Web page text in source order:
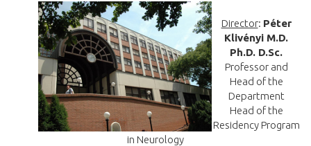
Director: Péter
Klivényi M.D.
Ph.D. D.Sc.
Professor and
Head of the
Department
Head of the
Residency Program
in Neurology